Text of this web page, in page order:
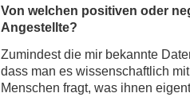
Von welchen positiven oder
Angestellte?
Zumindest die mir bekannte
dass man es wissenschaftlich
Menschen fragt, was ihnen